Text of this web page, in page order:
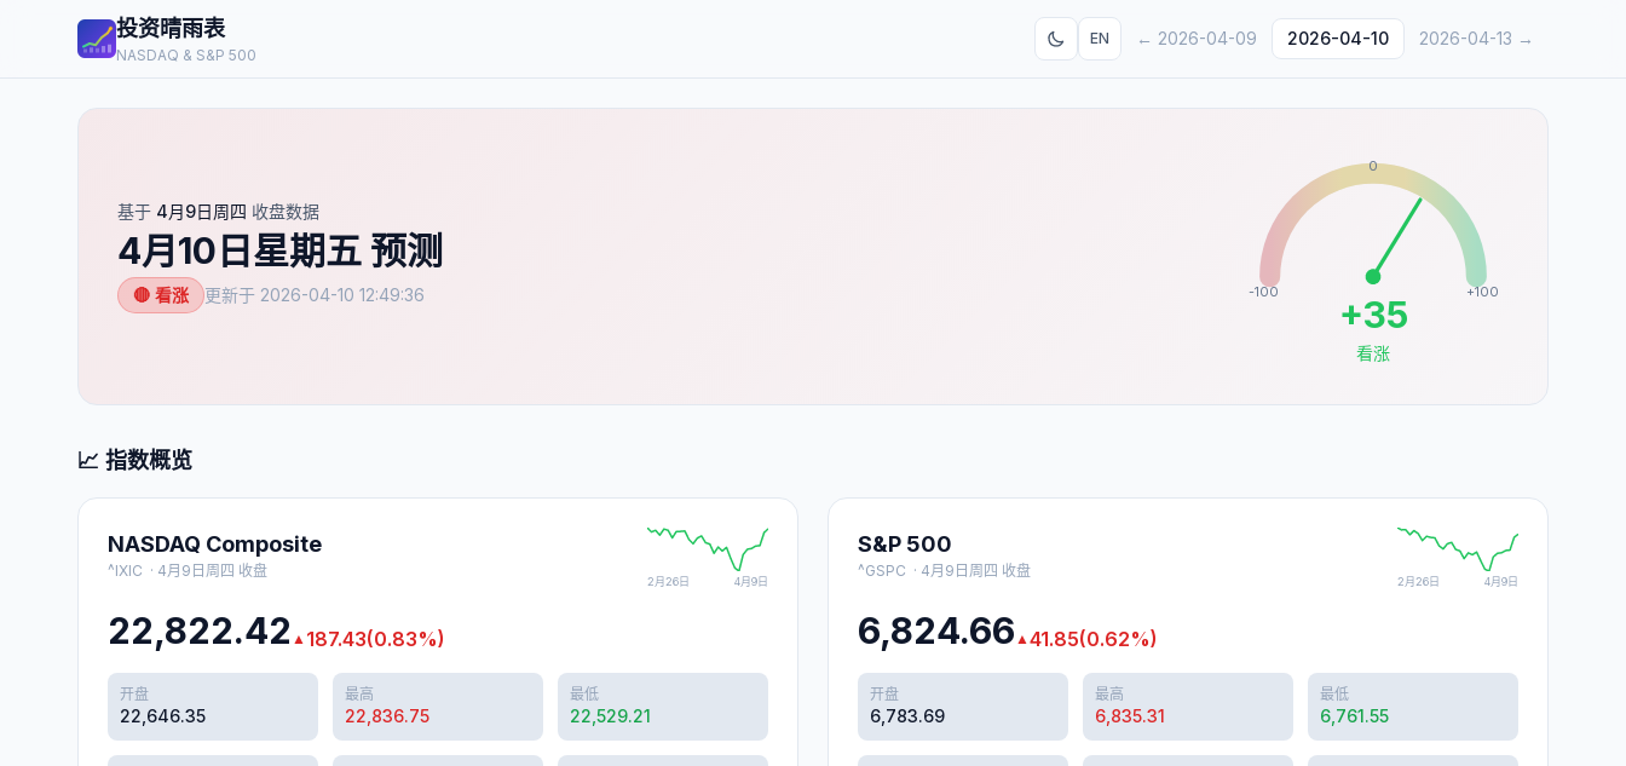
投资晴雨表
NASDAQ & S&P 500
EN ← 2026-04-09 2026-04-10 2026-04-13 →
基于 4月9日周四 收盘数据
4月10日星期五 预测
🔴 看涨 更新于 2026-04-10 12:49:36 -100
0
+100
+35
看涨
📈 指数概览
NASDAQ Composite
^IXIC · 4月9日周四 收盘
2月26日 4月9日
22,822.42 ▲ 187.43(0.83%)
开盘
22,646.35
最高
22,836.75
最低
22,529.21
S&P 500
^GSPC · 4月9日周四 收盘
2月26日 4月9日
6,824.66 ▲41.85(0.62%)
开盘
6,783.69
最高
6,835.31
最低
6,761.55